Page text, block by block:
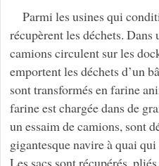
Parmi les usines qui
récupèrent les déchets. Dans
camions circulent sur les
emportent les déchets d’un
sont transformés en farine
farine est chargée dans de
un essaim de camions, sont
gigantesque navire à quai
Les sacs sont récupérés,